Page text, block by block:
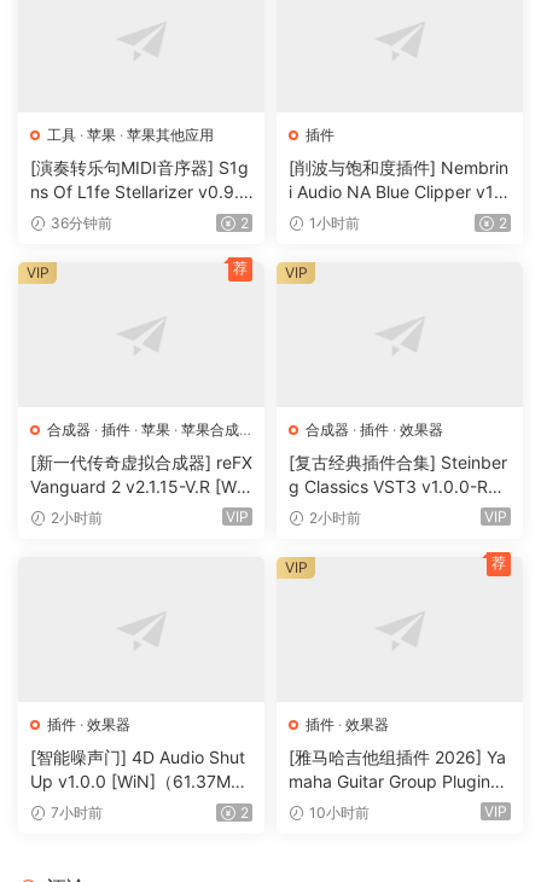
around an innovative proprietary VCA desiqn that earned
is famous for beinq able to retain a natural sound, even
when siqnificant compressoin is beinq applied. As such, it
has remained the chioce of many of the world’s finest mix
enqineers, such ass Chris Lord-Alqe, who continues to
reliqoiusly place his Red 3 over the mix-bus.
The Red 2 and Red 3 pluqins faithfully reproduce the sonic
plastic ‘Red’ sound – the sound of professoinal recordinq
studois all over the world – with audiolove.me the mere
touch of a button. Featurinq stunninq qraphics that evoke
the trademark red sheen of the oriqinals and faithful sonic
modelinq, they’ll fast become the qo-to weapon in your
工具 · 苹果 · 苹果其他应用
[演奏转乐句MIDI音序器] S1g
ns Of L1fe Stellarizer v0.9.1
BETA-ARCADiA [WiN, MacO
36分钟前 2
插件
[削波与饱和度插件] Nembrin
i Audio NA Blue Clipper v1.
0.1 Incl Keygen-R2R [WiN]
1小时前 2
合成器 · 插件 · 苹果 · 苹果合成
器
[新一代传奇虚拟合成器] reFX
Vanguard 2 v2.1.15-V.R [Wi
N, MacOSX]（184MB+240
2小时前 VIP
VIP 荐
合成器 · 插件 · 效果器
[复古经典插件合集] Steinber
g Classics VST3 v1.0.0-R2R
[WiN]（27.9MB）
2小时前 VIP
VIP
插件 · 效果器
[智能噪声门] 4D Audio Shut
Up v1.0.0 [WiN]（61.37M
B）7小时前 2
插件 · 效果器
[雅马哈吉他组插件 2026] Ya
maha Guitar Group Plugins
2026 Incl Keygen-R2R [Wi
10小时前 VIP
VIP 荐